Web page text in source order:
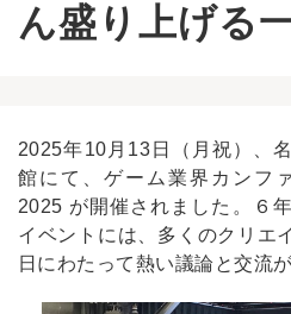
ん盛り上げる
2025年10月13日（月祝）、
館にて、ゲーム業界カンフ
2025 が開催されました。６
イベントには、多くのクリエ
日にわたって熱い議論と交流